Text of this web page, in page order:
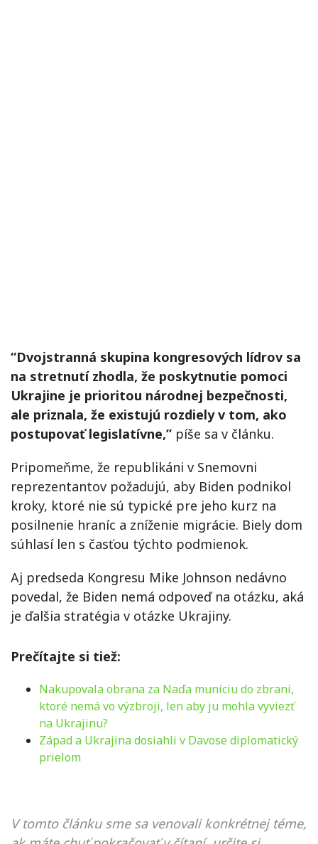
“Dvojstranná skupina kongresových lídrov sa
na stretnutí zhodla, že poskytnutie pomoci
Ukrajine je prioritou národnej bezpečnosti,
ale priznala, že existujú rozdiely v tom, ako
postupovať legislatívne,” píše sa v článku.
Pripomeňme, že republikáni v Snemovni
reprezentantov požadujú, aby Biden podnikol
kroky, ktoré nie sú typické pre jeho kurz na
posilnenie hraníc a zníženie migrácie. Biely dom
súhlasí len s časťou týchto podmienok.
Aj predseda Kongresu Mike Johnson nedávno
povedal, že Biden nemá odpoveď na otázku, aká
je ďalšia stratégia v otázke Ukrajiny.
Prečítajte si tiež:
Nakupovala obrana za Naďa muníciu do zbraní,
ktoré nemá vo výzbroji, len aby ju mohla vyviezť
na Ukrajinu?
Západ a Ukrajina dosiahli v Davose diplomatický
prielom
V tomto článku sme sa venovali konkrétnej téme,